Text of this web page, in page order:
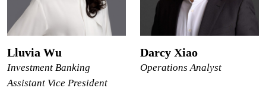
Lluvia Wu
Investment Banking
Assistant Vice President
Darcy Xiao
Operations Analyst